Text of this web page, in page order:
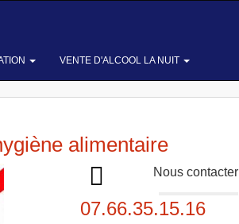
VENTE D'ALCOOL LA NUIT
alimentaire
Nous contacter
07.66.35.15.16